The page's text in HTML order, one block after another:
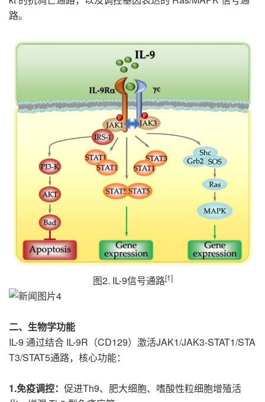
路。
图2. IL-9信号通路[1]
二、生物学功能
IL-9 通过结合 IL-9R（CD129）激活JAK1/JAK3-STAT1/STA
T3/STAT5通路，核心功能：
1.免疫调控： 促进Th9、肥大细胞、嗜酸性粒细胞增殖活